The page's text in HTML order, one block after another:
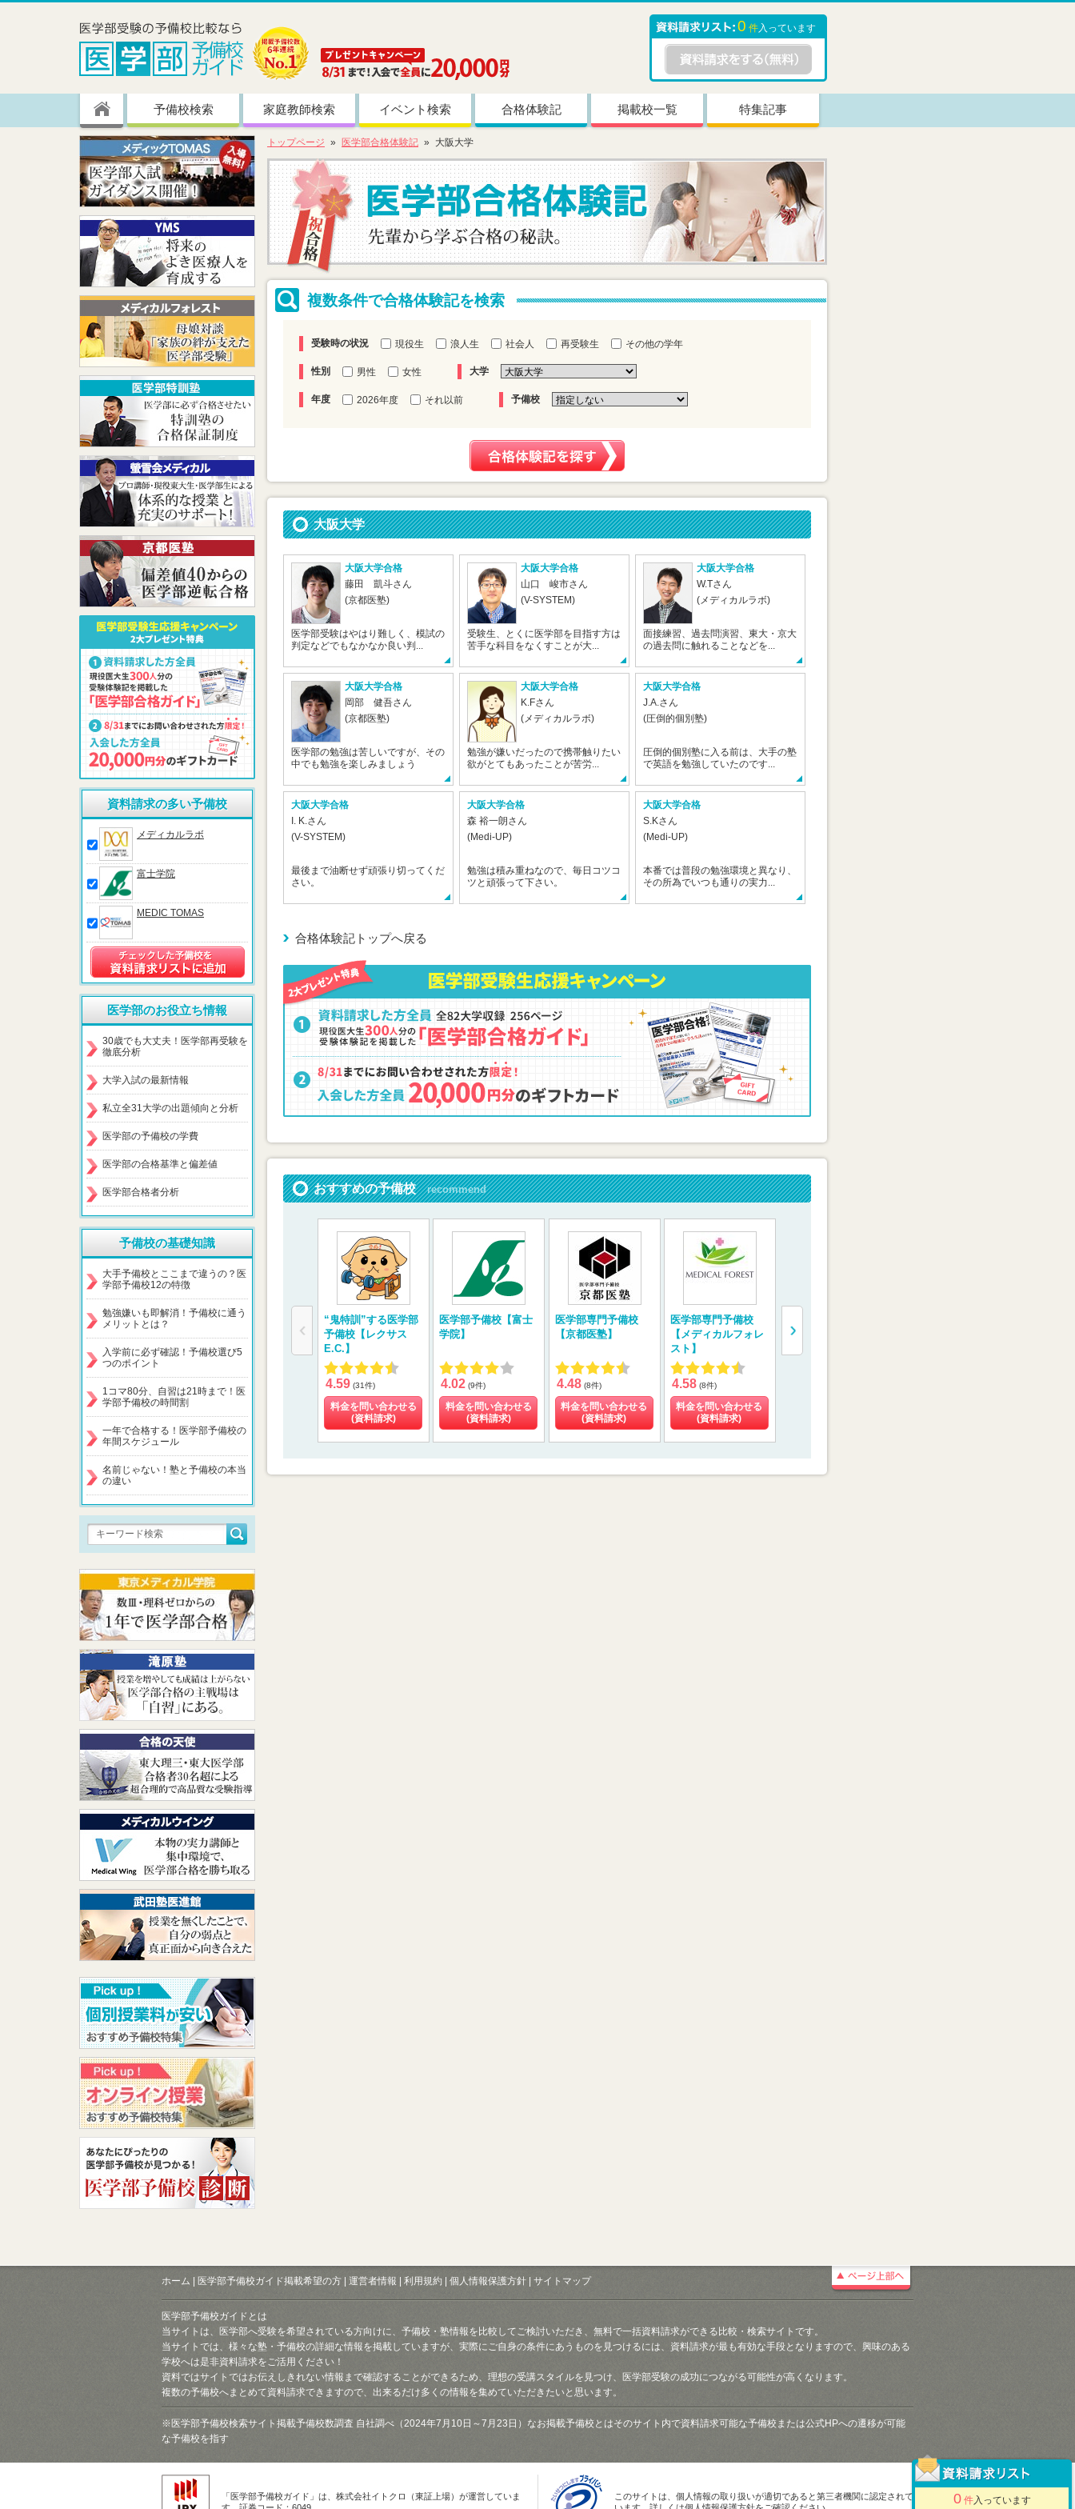
0 件入っています
予備校検索 家庭教師検索 イベント検索 合格体験記 掲載校一覧 特集記事
トップページ 医学部合格体験記 大阪大学
複数条件で合格体験記を検索
受験時の状況 現役生 浪人生 社会人 再受験生 その他の学年
性別 男性 女性 大学
年度 2026年度 それ以前 予備校
大阪大学
大阪大学合格
藤田 凱斗さん
(京都医塾)
医学部受験はやはり難しく、模試の
判定などでもなかなか良い判...
大阪大学合格
山口 峻市さん
(V-SYSTEM)
受験生、とくに医学部を目指す方は
苦手な科目をなくすことが大...
大阪大学合格
W.Tさん
(メディカルラボ)
面接練習、過去問演習、東大・京大
の過去問に触れることなどを...
大阪大学合格
岡部 健吾さん
(京都医塾)
医学部の勉強は苦しいですが、その
中でも勉強を楽しみましょう
大阪大学合格
K.Fさん
(メディカルラボ)
勉強が嫌いだったので携帯触りたい
欲がとてもあったことが苦労...
大阪大学合格
J.A.さん
(圧倒的個別塾)
圧倒的個別塾に入る前は、大手の塾
で英語を勉強していたのです...
大阪大学合格
I. K.さん
(V-SYSTEM)
最後まで油断せず頑張り切ってくだ
さい。
大阪大学合格
森 裕一朗さん
(Medi-UP)
勉強は積み重ねなので、毎日コツコ
ツと頑張って下さい。
大阪大学合格
S.Kさん
(Medi-UP)
本番では普段の勉強環境と異なり、
その所為でいつも通りの実力...
合格体験記トップへ戻る
おすすめの予備校 recommend
“鬼特訓”する医学部
予備校【レクサス
E.C.】
4.59 (31件)
料金を問い合わせる
(資料請求)
医学部予備校【富士
学院】
4.02 (9件)
料金を問い合わせる
(資料請求)
医学部専門予備校
【京都医塾】
4.48 (8件)
料金を問い合わせる
(資料請求)
医学部専門予備校
【メディカルフォレ
スト】
4.58 (8件)
料金を問い合わせる
(資料請求)
ディカルラボ】
0 件入っています
資料請求の多い予備校
メディカルラボ
富士学院
MEDIC TOMAS
医学部のお役立ち情報
30歳でも大丈夫！医学部再受験を
徹底分析
大学入試の最新情報
私立全31大学の出題傾向と分析
医学部の予備校の学費
医学部の合格基準と偏差値
医学部合格者分析
予備校の基礎知識
大手予備校とここまで違うの？医
学部予備校12の特徴
勉強嫌いも即解消！予備校に通う
メリットとは？
入学前に必ず確認！予備校選び5
つのポイント
1コマ80分、自習は21時まで！医
学部予備校の時間割
一年で合格する！医学部予備校の
年間スケジュール
名前じゃない！塾と予備校の本当
の違い
ホーム 医学部予備校ガイド掲載希望の方 運営者情報 利用規約 個人情報保護方針 サイトマップ
医学部予備校ガイドとは
当サイトは、医学部へ受験を希望されている方向けに、予備校・塾情報を比較してご検討いただき、無料で一括資料請求ができる比較・検索サイトです。
当サイトでは、様々な塾・予備校の詳細な情報を掲載していますが、実際にご自身の条件にあうものを見つけるには、資料請求が最も有効な手段となりますので、興味のある
学校へは是非資料請求をご活用ください！
資料ではサイトではお伝えしきれない情報まで確認することができるため、理想の受講スタイルを見つけ、医学部受験の成功につながる可能性が高くなります。
複数の予備校へまとめて資料請求できますので、出来るだけ多くの情報を集めていただきたいと思います。
※医学部予備校検索サイト掲載予備校数調査 自社調べ（2024年7月10日～7月23日）なお掲載予備校とはそのサイト内で資料請求可能な予備校または公式HPへの遷移が可能
な予備校を指す
「医学部予備校ガイド」は、株式会社イトクロ（東証上場）が運営していま
す。証券コード：6049
このサイトは、個人情報の取り扱いが適切であると第三者機関に認定されて
います。詳しくは個人情報保護方針をご確認ください。